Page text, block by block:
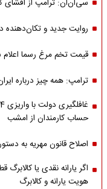
سی‌ان‌ان: ترامپ از
روایت جدید و تکان‌دهنده
قیمت تخم مرغ رسما
ترامپ: همه چیز درباره
حساب کارمندان از امشب
اصلاح قانون مهریه به
اگر یارانه نقدی یا
هویت یارانه و کالابرگ